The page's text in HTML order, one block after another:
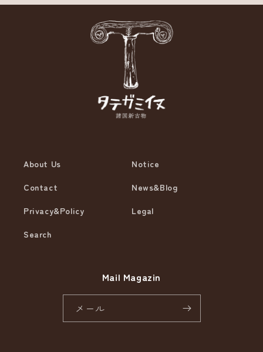
About Us
Notice
Contact
News&Blog
Privacy&Policy
Legal
Search
Mail Magazin
メール